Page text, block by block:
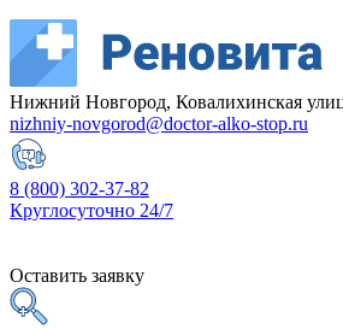
Нижний Новгород, Ковалихинская
nizhniy-novgorod@doctor-alko-stop.ru
8 (800) 302-37-82
Круглосуточно 24/7
Оставить заявку